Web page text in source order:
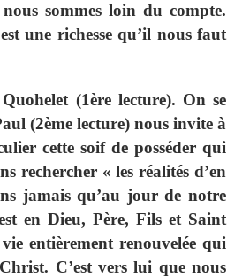
sommes loin du compte.
une richesse qu’il nous faut
(1ère lecture). On se
(2ème lecture) nous invite à
cette soif de posséder qui
rechercher « les réalités d’en
jamais qu’au jour de notre
en Dieu, Père, Fils et Saint
entièrement renouvelée qui
C’est vers lui que nous